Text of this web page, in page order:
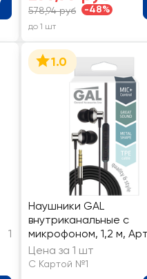
578,94 руб -48%
до 1 шт
1
1.0
Наушники GAL
внутриканальные с
микрофоном, 1,2 м,
HMP-770
Цена за 1 шт
С Картой №1